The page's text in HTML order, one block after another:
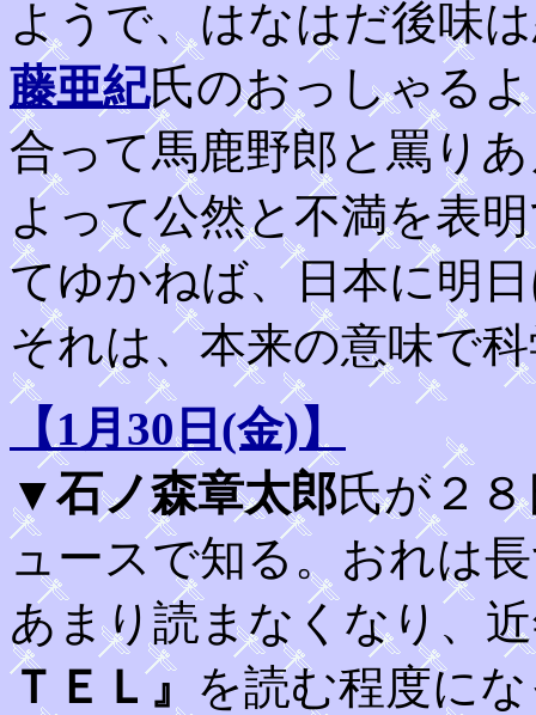
ようで、はなはだ後味
藤亜紀氏のおっしゃる
合って馬鹿野郎と罵り
よって公然と不満を表
てゆかねば、日本に明
それは、本来の意味で
【1月30日(金)】
▼石ノ森章太郎氏が２
ュースで知る。おれは
あまり読まなくなり、
ＴＥＬ』 を読む程度に